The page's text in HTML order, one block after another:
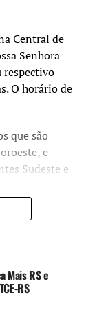
Central de
Senhora
respectivo
O horário de
que são
e
Sudeste e
com foto
CID para
no
Mais RS e
RS